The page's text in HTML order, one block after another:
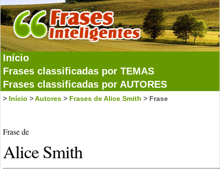
Início
Frases classificadas por TEMAS
Frases classificadas por AUTORES
> Início >Autores > Frases de Alice Smith > Frase
Frase de
Alice Smith